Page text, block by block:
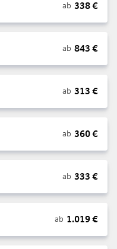
ab 338€
ab 843 €
ab 313 €
ab 360€
ab 333 €
ab 1.019€